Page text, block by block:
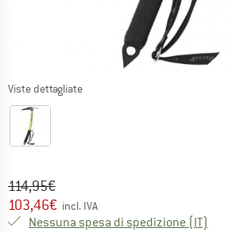
Viste dettagliate
Prezzo originale :
114,95€
Prezzo:
103,46€ incl. IVA
Nessuna spesa di spedizione (IT)